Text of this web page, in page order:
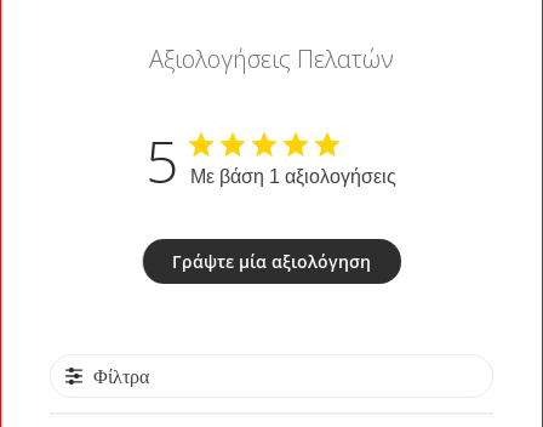
Αξιολογήσεις Πελατών
5 Με βάση 1 αξιολογήσεις
Γράψτε μία αξιολόγηση
Φίλτρα